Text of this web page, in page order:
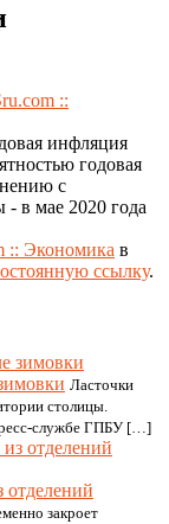
::
инфляция
годовая
с
в мае 2020 года
:: Экономика в
ссылку.
Ласточки
столицы.
службе ГПБУ […]
отделений
закроет